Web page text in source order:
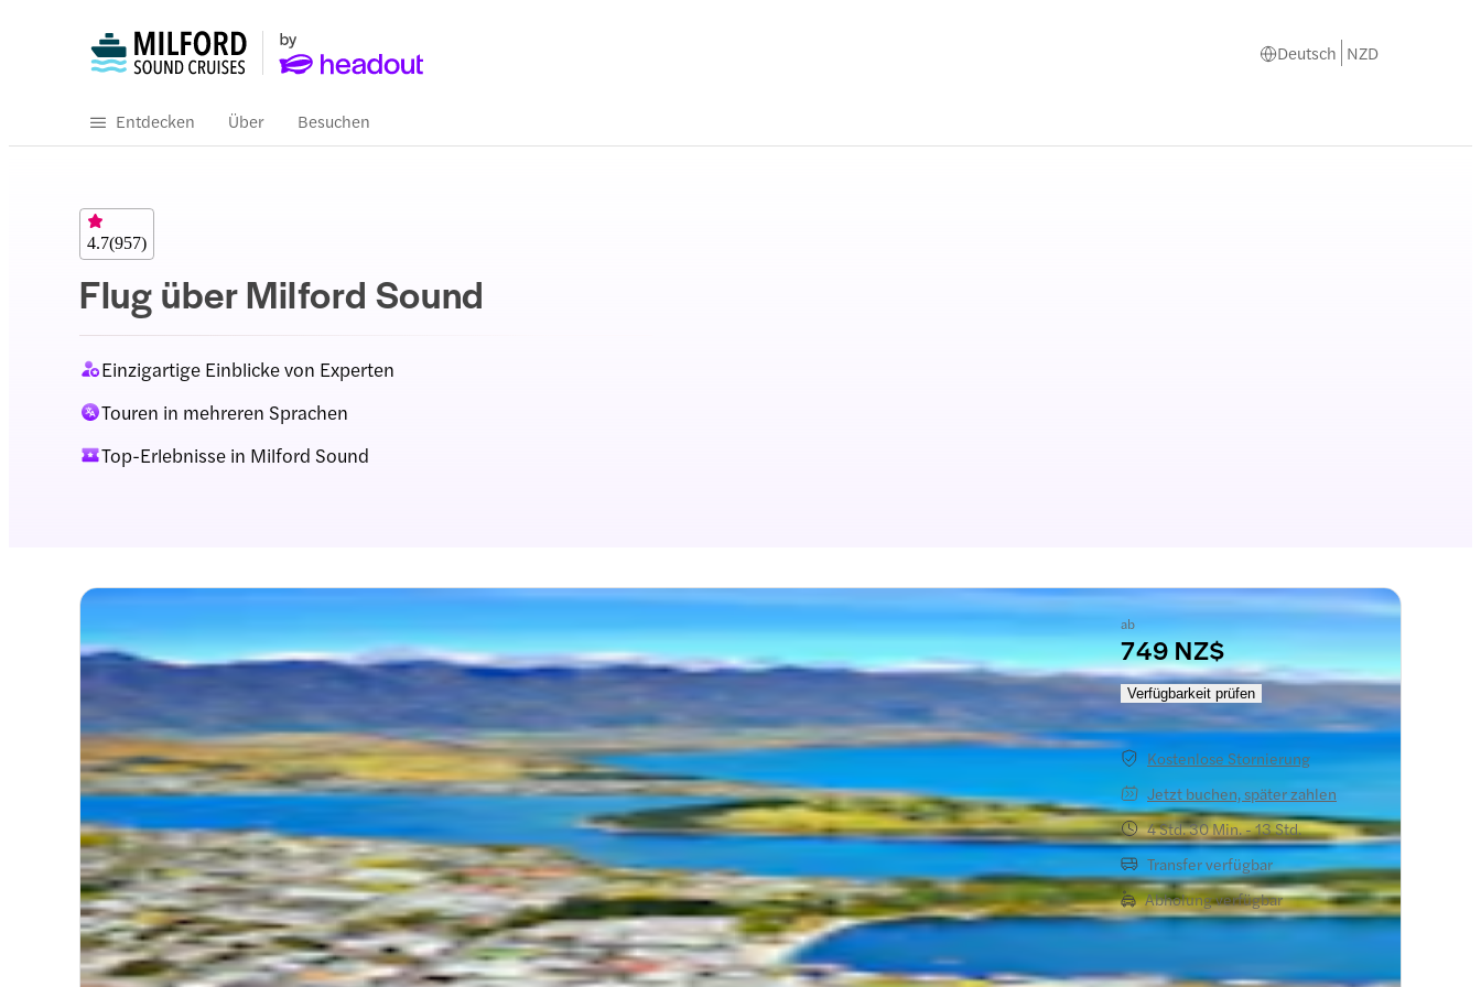
Deutsch NZD
Entdecken Über Besuchen
Flug über Milford Sound
4.7(957)
Einzigartige Einblicke von Experten
Touren in mehreren Sprachen
Top-Erlebnisse in Milford Sound
Plan
4.7(330)
Ab Queenstown: Malerischer Flug und Bootsfahrt
auf dem Milford Sound
ab
749 NZ$
Verfügbarkeit prüfen
Kostenlose Stornierung
Jetzt buchen, später zahlen
4 Std. 30 Min. - 13 Std.
Transfer verfügbar
Abholung verfügbar
Plan
Ab Queenstown: Malerischer Flug und Bootsfahrt auf dem Milford Sound
Queenstown nach Milford Sound mit dem Reisebus + Schifffahrt
Gesamtzeit4 Stunden 30 Minuten
Zeitstrahl